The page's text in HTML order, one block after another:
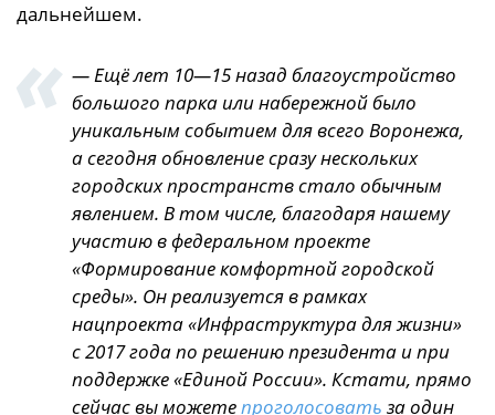
дальнейшем.
— Ещё лет 10—15 назад благоустройство
большого парка или набережной было
уникальным событием для всего Воронежа,
а сегодня обновление сразу нескольких
городских пространств стало обычным
явлением. В том числе, благодаря нашему
участию в федеральном проекте
«Формирование комфортной городской
среды». Он реализуется в рамках
нацпроекта «Инфраструктура для жизни»
с 2017 года по решению президента и при
поддержке «Единой России». Кстати, прямо
сейчас вы можетепроголосовать за один